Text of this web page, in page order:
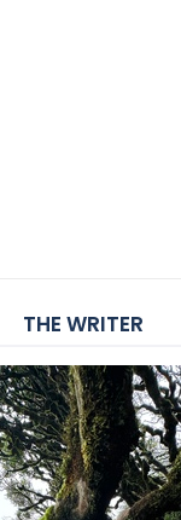
THE WRITER